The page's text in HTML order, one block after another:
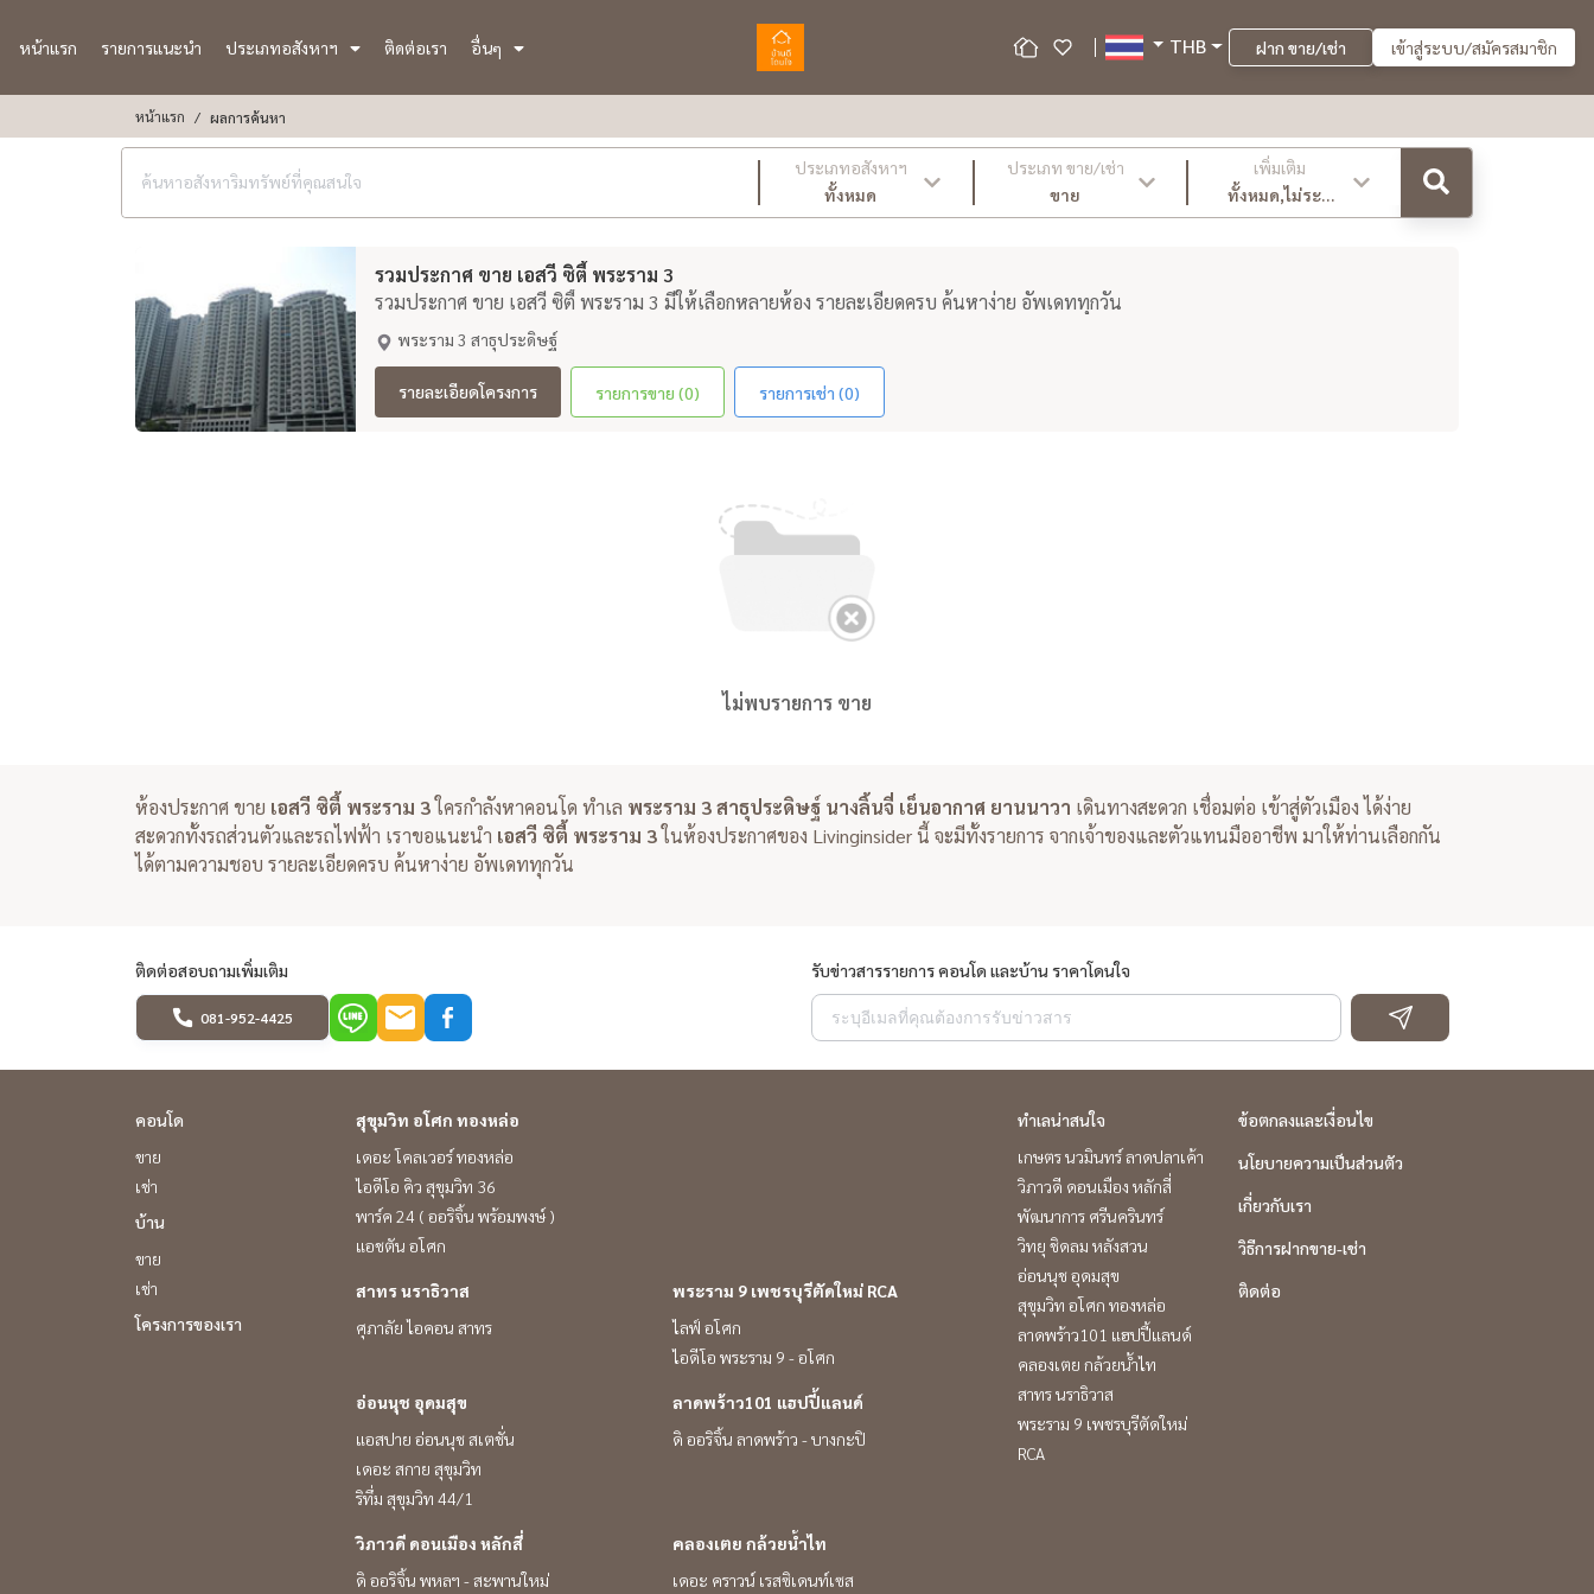
หน้าแรก รายการแนะนำ ประเภทอสังหาฯ ติดต่อเรา อื่นๆ THB ฝาก ขาย/เช่า เข้าสู่ระบบ/สมัครสมาชิก
หน้าแรก ผลการค้นหา
ประเภทอสังหาฯ
ทั้งหมด
ประเภท ขาย/เช่า
ขาย
เพิ่มเติม
ทั้งหมด,ไม่ระบุ
,ล่าสุด
รวมประกาศ ขาย เอสวี ซิตี้ พระราม 3
รวมประกาศ ขาย เอสวี ซิตี้ พระราม 3 มีให้เลือกหลายห้อง รายละเอียดครบ ค้นหาง่าย อัพเดททุกวัน
พระราม 3 สาธุประดิษฐ์
รายละเอียดโครงการ รายการขาย (0) รายการเช่า (0)
ไม่พบรายการ ขาย
ห้องประกาศ ขาย เอสวี ซิตี้ พระราม 3ใครกำลังหาคอนโด ทำเล พระราม 3 สาธุประดิษฐ์ นางลิ้นจี่ เย็นอากาศ ยานนาวา เดินทางสะดวก เชื่อมต่อ เข้าสู่ตัวเมือง ได้ง่าย
สะดวกทั้งรถส่วนตัวและรถไฟฟ้า เราขอแนะนำ เอสวี ซิตี้ พระราม 3ในห้องประกาศของ Livinginsider นี้ จะมีทั้งรายการ จากเจ้าของและตัวแทนมืออาชีพ มาให้ท่านเลือกกัน
ได้ตามความชอบ รายละเอียดครบ ค้นหาง่าย อัพเดททุกวัน
ติดต่อสอบถามเพิ่มเติม
081-952-4425
รับข่าวสารรายการ คอนโด และบ้าน ราคาโดนใจ
คอนโด
ขาย
เช่า
บ้าน
ขาย
เช่า
โครงการของเรา
สุขุมวิท อโศก ทองหล่อ
เดอะ โคลเวอร์ ทองหล่อ
ไอดีโอ คิว สุขุมวิท 36
พาร์ค 24 ( ออริจิ้น พร้อมพงษ์ )
แอชตัน อโศก
สาทร นราธิวาส
ศุภาลัย ไอคอน สาทร
พระราม 9 เพชรบุรีตัดใหม่ RCA
ไลฟ์ อโศก
ไอดีโอ พระราม 9 - อโศก
อ่อนนุช อุดมสุข
แอสปาย อ่อนนุช สเตชั่น
เดอะ สกาย สุขุมวิท
ริทึ่ม สุขุมวิท 44/1
ลาดพร้าว101 แฮปปี้แลนด์
ดิ ออริจิ้น ลาดพร้าว - บางกะปิ
วิภาวดี ดอนเมือง หลักสี่
ดิ ออริจิ้น พหลฯ - สะพานใหม่
คลองเตย กล้วยน้ำไท
เดอะ คราวน์ เรสซิเดนท์เซส
ทำเลน่าสนใจ
เกษตร นวมินทร์ ลาดปลาเค้า
วิภาวดี ดอนเมือง หลักสี่
พัฒนาการ ศรีนครินทร์
วิทยุ ชิดลม หลังสวน
อ่อนนุช อุดมสุข
สุขุมวิท อโศก ทองหล่อ
ลาดพร้าว101 แฮปปี้แลนด์
คลองเตย กล้วยน้ำไท
สาทร นราธิวาส
พระราม 9 เพชรบุรีตัดใหม่
RCA
ข้อตกลงและเงื่อนไข
นโยบายความเป็นส่วนตัว
เกี่ยวกับเรา
วิธีการฝากขาย-เช่า
ติดต่อ